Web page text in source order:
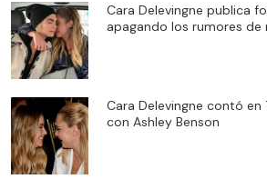
Cara Delevingne publica
apagando los rumores de
Cara Delevingne contó
con Ashley Benson